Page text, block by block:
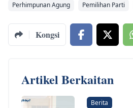
Perhimpunan Agung
Pemilihan Parti
Kongsi
Artikel Berkaitan
Berita